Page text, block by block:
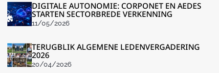
DIGITALE AUTONOMIE: CORPONET EN AEDES
STARTEN SECTORBREDE VERKENNING
11/05/2026
TERUGBLIK ALGEMENE LEDENVERGADERING
2026
20/04/2026